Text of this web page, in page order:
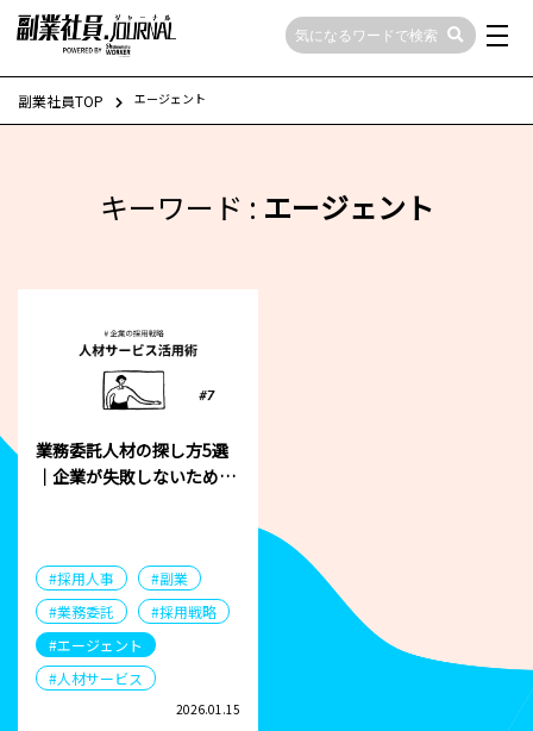
副業社員TOP エージェント
キーワード : エージェント
業務委託人材の探し方5選
｜企業が失敗しないための
#採用人事
#副業
#業務委託
#採用戦略
#エージェント
#人材サービス
2026.01.15